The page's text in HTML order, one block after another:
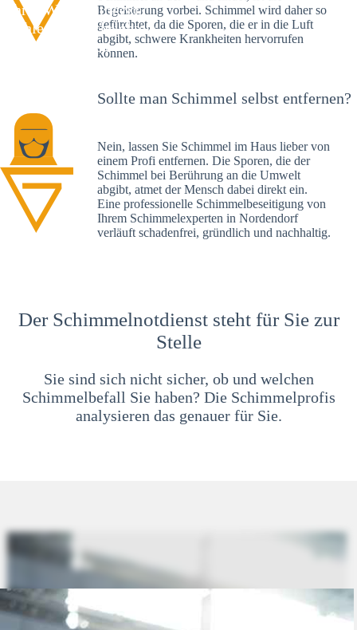
Ihrer Wand entdeckt?
Schlechte Nachrichten:
Sie haben einen
Begeisterung vorbei. Schimmel wird daher so
gefürchtet, da die Sporen, die er in die Luft
abgibt, schwere Krankheiten hervorrufen
können.
Sollte man Schimmel selbst entfernen?
Nein, lassen Sie Schimmel im Haus lieber von
einem Profi entfernen. Die Sporen, die der
Schimmel bei Berührung an die Umwelt
abgibt, atmet der Mensch dabei direkt ein.
Eine professionelle Schimmelbeseitigung von
Ihrem Schimmelexperten in Nordendorf
verläuft schadenfrei, gründlich und nachhaltig.
Der Schimmelnotdienst steht für Sie zur
Stelle
Sie sind sich nicht sicher, ob und welchen
Schimmelbefall Sie haben? Die Schimmelprofis
analysieren das genauer für Sie.